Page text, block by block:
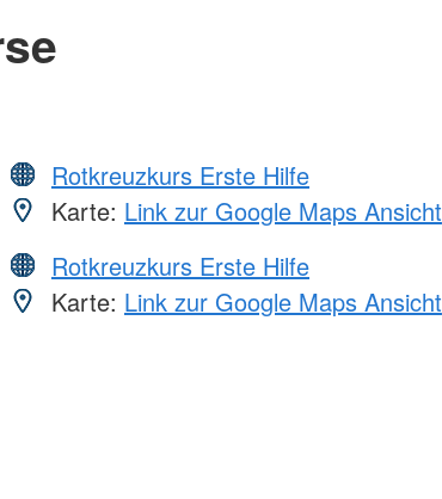
Rotkreuzkurs Erste Hilfe
Karte: Link zur Google Maps Ansicht
Rotkreuzkurs Erste Hilfe
Karte: Link zur Google Maps Ansicht